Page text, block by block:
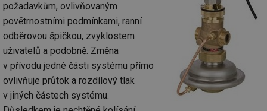
požadavkům, ovlivňovaným
povětrnostními podmínkami, ranní
odběrovou špičkou, zvyklostem
uživatelů a podobně. Změna
v přívodu jedné části systému přímo
ovlivňuje průtok a rozdílový tlak
v jiných částech systému.